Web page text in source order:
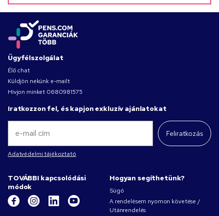
Ügyfélszolgálat
Élő chat
Küldjön nekünk e-mailt
Hívjon minket 0680981575
Iratkozzon fel, és kapjon exkluzív ajánlatokat
Feliratkozás
Adatvédelmi tájékoztató
TOVÁBBI kapcsolódási
módok
Hogyan segíthetünk?
Súgó
A rendelésem nyomon követése /
Utánrendelés